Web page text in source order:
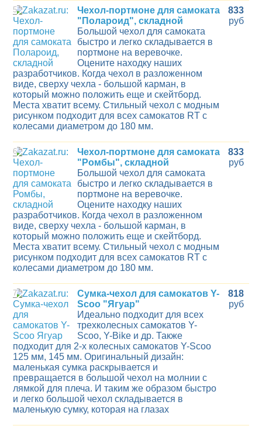
5
Чехол-портмоне для самоката
"Полароид", складной
Большой чехол для самоката
быстро и легко складывается в
портмоне на веревочке.
Оцените находку наших
разработчиков. Когда чехол в разложенном
виде, сверху чехла - большой карман, в
который можно положить еще и скейтборд.
Места хватит всему. Стильный чехол с модным
рисунком подходит для всех самокатов RT с
колесами диаметром до 180 мм.
833
руб
6
Чехол-портмоне для самоката
"Ромбы", складной
Большой чехол для самоката
быстро и легко складывается в
портмоне на веревочке.
Оцените находку наших
разработчиков. Когда чехол в разложенном
виде, сверху чехла - большой карман, в
который можно положить еще и скейтборд.
Места хватит всему. Стильный чехол с модным
рисунком подходит для всех самокатов RT с
колесами диаметром до 180 мм.
833
руб
7
Сумка-чехол для самокатов Y-
Scoo "Ягуар"
Идеально подходит для всех
трехколесных самокатов Y-
Scoo, Y-Bike и др. Также
подходит для 2-х колесных самокатов Y-Scoo
125 мм, 145 мм. Оригинальный дизайн:
маленькая сумка раскрывается и
превращается в большой чехол на молнии с
лямкой для плеча. И таким же образом быстро
и легко большой чехол складывается в
маленькую сумку, которая на глазах
818
руб